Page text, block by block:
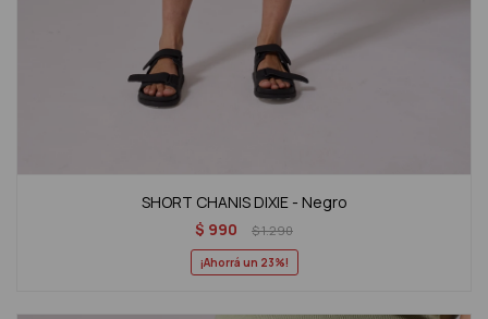
SHORT CHANIS DIXIE - Negro
$ 990 $1.290
23